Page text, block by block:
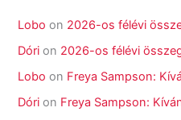
Lobo on 2026-os félévi
Dóri on 2026-os félévi
Lobo on Freya Sampson:
Dóri on Freya Sampson: